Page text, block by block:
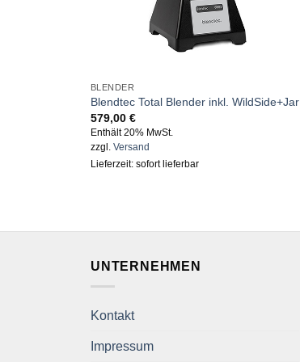
BLENDER
Blendtec Total Blender inkl. WildSide+Jar
579,00 €
Enthält 20% MwSt.
zzgl. Versand
Lieferzeit: sofort lieferbar
UNTERNEHMEN
Kontakt
Impressum